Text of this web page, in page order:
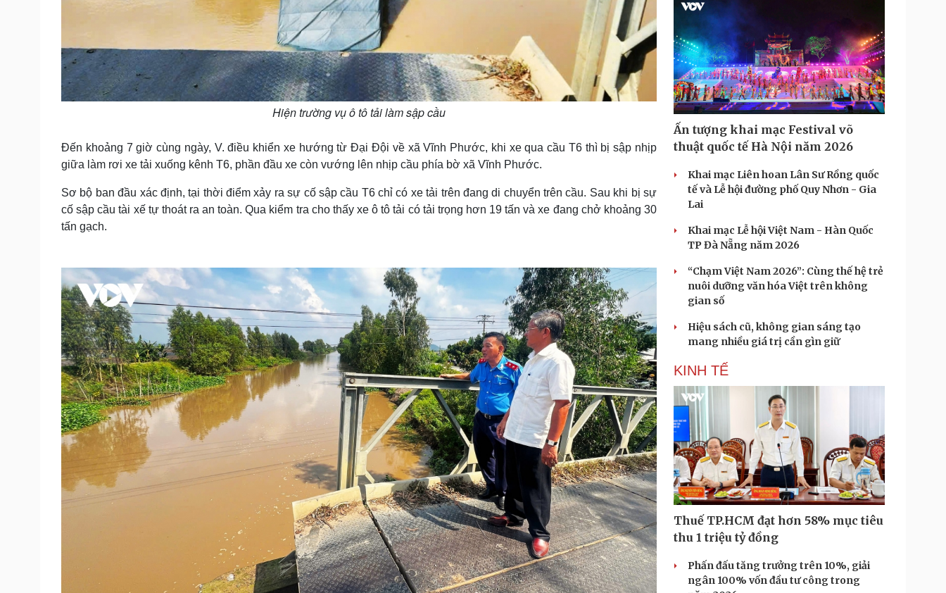
Hiện trường vụ ô tô tải làm sập cầu
Đến khoảng 7 giờ cùng ngày, V. điều khiển xe hướng từ Đại Đội về xã Vĩnh Phước, khi xe qua cầu T6 thì bị sập nhịp
giữa làm rơi xe tải xuống kênh T6, phần đầu xe còn vướng lên nhịp cầu phía bờ xã Vĩnh Phước.
Sơ bộ ban đầu xác định, tại thời điểm xảy ra sự cố sập cầu T6 chỉ có xe tải trên đang di chuyển trên cầu. Sau khi bị sự
cố sập cầu tài xế tự thoát ra an toàn. Qua kiểm tra cho thấy xe ô tô tải có tải trọng hơn 19 tấn và xe đang chở khoảng 30
tấn gạch.
Ấn tượng khai mạc Festival võ
thuật quốc tế Hà Nội năm 2026
Khai mạc Liên hoan Lân Sư Rồng quốc
tế và Lễ hội đường phố Quy Nhơn - Gia
Lai
Khai mạc Lễ hội Việt Nam - Hàn Quốc
TP Đà Nẵng năm 2026
“Chạm Việt Nam 2026”: Cùng thế hệ trẻ
nuôi dưỡng văn hóa Việt trên không
gian số
Hiệu sách cũ, không gian sáng tạo
mang nhiều giá trị cần gìn giữ
KINH TẾ
Thuế TP.HCM đạt hơn 58% mục tiêu
thu 1 triệu tỷ đồng
Phấn đấu tăng trưởng trên 10%, giải
ngân 100% vốn đầu tư công trong